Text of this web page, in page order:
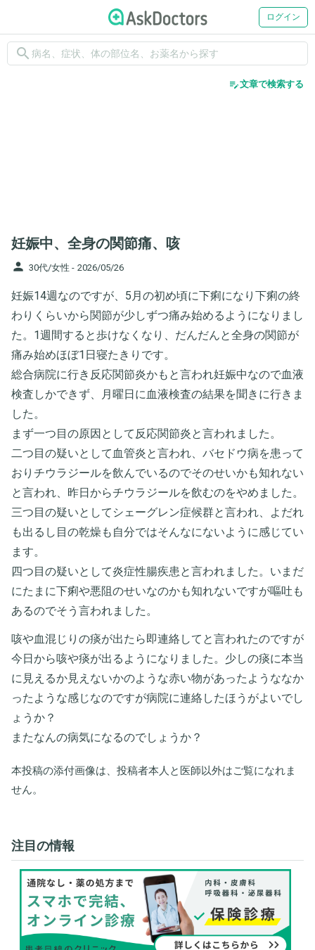
ログイン
search
edit_note文章で検索する
妊娠中、全身の関節痛、咳
person 30代/女性 - 2026/05/26
妊娠14週なのですが、5月の初め頃に下痢になり下痢の終
わりくらいから関節が少しずつ痛み始めるようになりまし
た。1週間すると歩けなくなり、だんだんと全身の関節が
痛み始めほぼ1日寝たきりです。
総合病院に行き反応関節炎かもと言われ妊娠中なので血液
検査しかできず、月曜日に血液検査の結果を聞きに行きま
した。
まず一つ目の原因として反応関節炎と言われました。
二つ目の疑いとして血管炎と言われ、バセドウ病を患って
おりチウラジールを飲んでいるのでそのせいかも知れない
と言われ、昨日からチウラジールを飲むのをやめました。
三つ目の疑いとしてシェーグレン症候群と言われ、よだれ
も出るし目の乾燥も自分ではそんなにないように感じてい
ます。
四つ目の疑いとして炎症性腸疾患と言われました。いまだ
にたまに下痢や悪阻のせいなのかも知れないですが嘔吐も
あるのでそう言われました。
咳や血混じりの痰が出たら即連絡してと言われたのですが
今日から咳や痰が出るようになりました。少しの痰に本当
に見えるか見えないかのような赤い物があったようななか
ったような感じなのですが病院に連絡したほうがよいでし
ょうか？
またなんの病気になるのでしょうか？
本投稿の添付画像は、投稿者本人と医師以外はご覧になれま
せん。
注目の情報